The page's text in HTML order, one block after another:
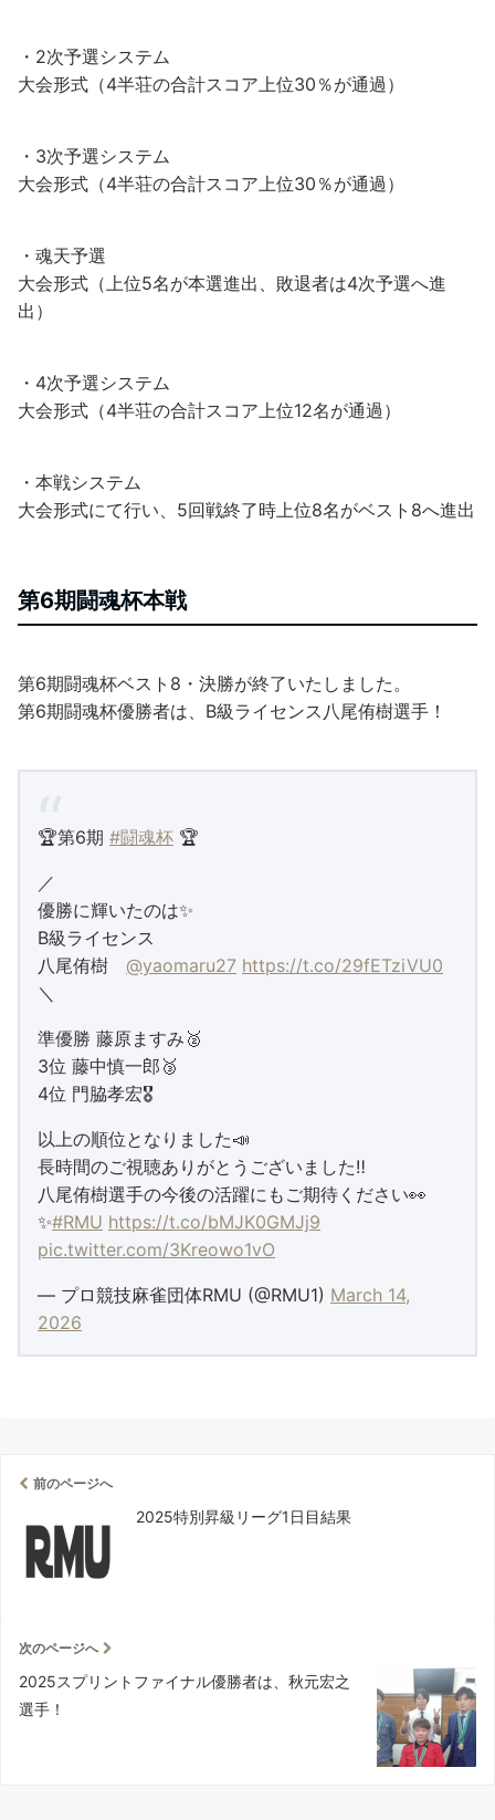
・2次予選システム
大会形式（4半荘の合計スコア上位30％が通過）
・3次予選システム
大会形式（4半荘の合計スコア上位30％が通過）
・魂天予選
大会形式（上位5名が本選進出、敗退者は4次予選へ進
出）
・4次予選システム
大会形式（4半荘の合計スコア上位12名が通過）
・本戦システム
大会形式にて行い、5回戦終了時上位8名がベスト8へ進出
第6期闘魂杯本戦
第6期闘魂杯ベスト8・決勝が終了いたしました。
第6期闘魂杯優勝者は、B級ライセンス八尾侑樹選手！
🏆第6期 #闘魂杯 🏆
／
優勝に輝いたのは✨
B級ライセンス
八尾侑樹 @yaomaru27 https://t.co/29fETziVU0
＼
準優勝 藤原ますみ🥈
3位 藤中慎一郎🥉
4位 門脇孝宏🎖️
以上の順位となりました📣
長時間のご視聴ありがとうございました‼️
八尾侑樹選手の今後の活躍にもご期待ください👀
✨#RMU https://t.co/bMJK0GMJj9
pic.twitter.com/3Kreowo1vO
— プロ競技麻雀団体RMU (@RMU1) March 14,
2026
前のページへ
2025特別昇級リーグ1日目結果
次のページへ
2025スプリントファイナル優勝者は、秋元宏之
選手！